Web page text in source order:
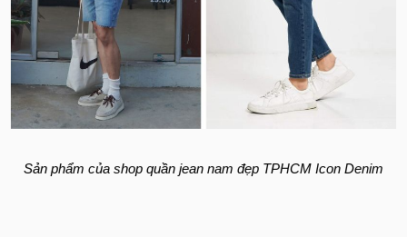
Sản phẩm của shop quần jean nam đẹp TPHCM Icon Denim